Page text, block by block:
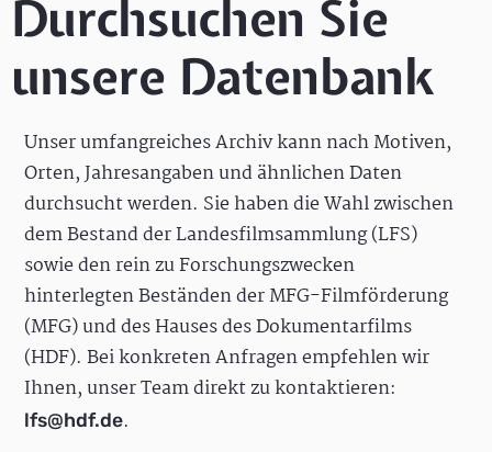
Durchsuchen Sie
unsere Datenbank
Unser umfangreiches Archiv kann nach Motiven,
Orten, Jahresangaben und ähnlichen Daten
durchsucht werden. Sie haben die Wahl zwischen
dem Bestand der Landesfilmsammlung (LFS)
sowie den rein zu Forschungszwecken
hinterlegten Beständen der MFG-Filmförderung
(MFG) und des Hauses des Dokumentarfilms
(HDF). Bei konkreten Anfragen empfehlen wir
Ihnen, unser Team direkt zu kontaktieren:
lfs@hdf.de.